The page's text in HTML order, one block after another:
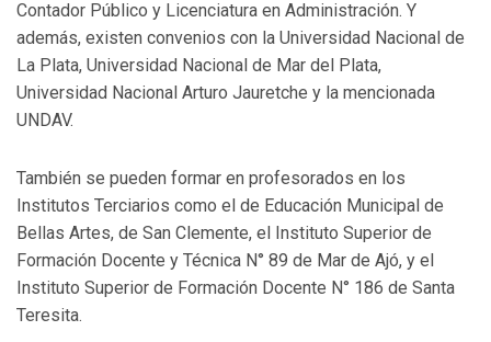
Contador Público y Licenciatura en Administración. Y
además, existen convenios con la Universidad Nacional de
La Plata, Universidad Nacional de Mar del Plata,
Universidad Nacional Arturo Jauretche y la mencionada
UNDAV.
También se pueden formar en profesorados en los
Institutos Terciarios como el de Educación Municipal de
Bellas Artes, de San Clemente, el Instituto Superior de
Formación Docente y Técnica N° 89 de Mar de Ajó, y el
Instituto Superior de Formación Docente N° 186 de Santa
Teresita.